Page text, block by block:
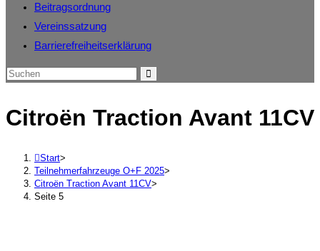
Beitragsordnung
Vereinssatzung
Barrierefreiheitserklärung
Citroën Traction Avant 11CV
Start>
Teilnehmerfahrzeuge O+F 2025>
Citroën Traction Avant 11CV>
Seite 5